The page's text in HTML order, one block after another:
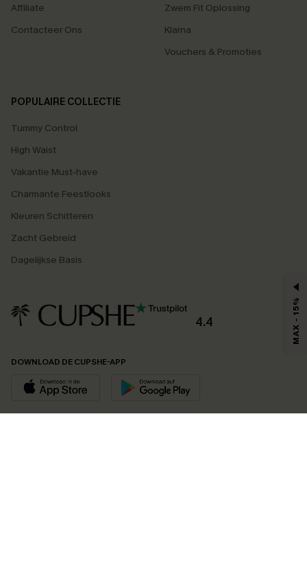
Affiliate
Contacteer Ons
Zwem Fit Oplossing
Klarna
Vouchers & Promoties
POPULAIRE COLLECTIE
Tummy Control
High Waist
Vakantie Must-have
Charmante Feestlooks
Kleuren Schitteren
Zacht Gebreid
Dagelijkse Basis
4.4
DOWNLOAD DE CUPSHE-APP
MAX - 15%